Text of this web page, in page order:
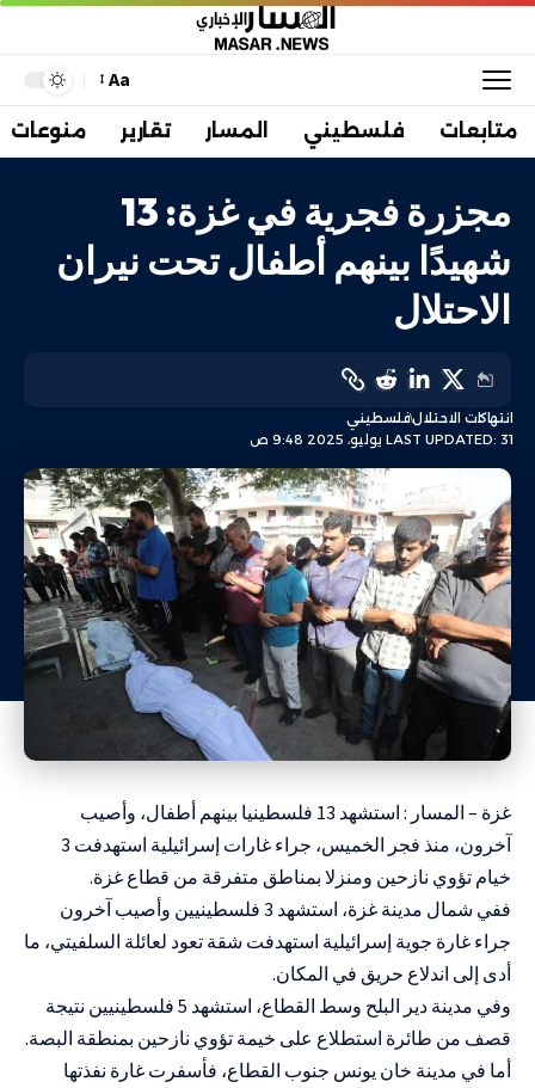
Aa
متابعات فلسطيني المسار تقارير منوعات
مجزرة فجرية في غزة: 13
شهيدًا بينهم أطفال تحت نيران
الاحتلال
LAST UPDATED: 31 يوليو، 2025 9:48 ص
انتهاكات الاحتلالفلسطيني
غزة – المسار : استشهد 13 فلسطينيا بينهم أطفال، وأصيب
آخرون، منذ فجر الخميس، جراء غارات إسرائيلية استهدفت 3
خيام تؤوي نازحين ومنزلا بمناطق متفرقة من قطاع غزة.
ففي شمال مدينة غزة، استشهد 3 فلسطينيين وأصيب آخرون
جراء غارة جوية إسرائيلية استهدفت شقة تعود لعائلة السلفيتي، ما
أدى إلى اندلاع حريق في المكان.
وفي مدينة دير البلح وسط القطاع، استشهد 5 فلسطينيين نتيجة
قصف من طائرة استطلاع على خيمة تؤوي نازحين بمنطقة البصة.
أما في مدينة خان يونس جنوب القطاع، فأسفرت غارة نفذتها